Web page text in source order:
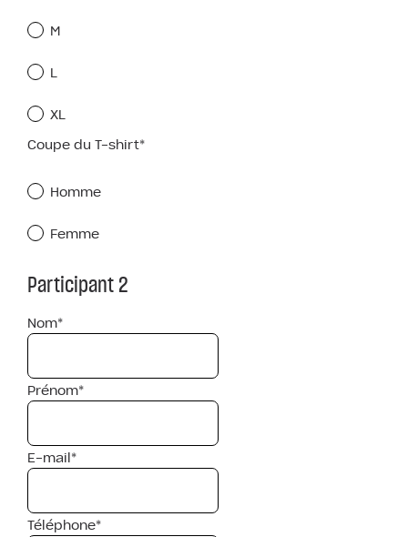
M
L
XL
Coupe du T-shirt*
Homme
Femme
Participant 2
Nom*
Prénom*
E-mail*
Téléphone*